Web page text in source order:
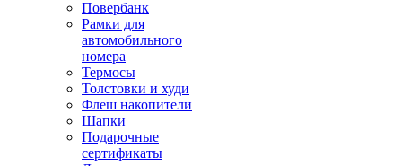
Повербанк
Рамки для
автомобильного
номера
Термосы
Толстовки и худи
Флеш накопители
Шапки
Подарочные
сертификаты